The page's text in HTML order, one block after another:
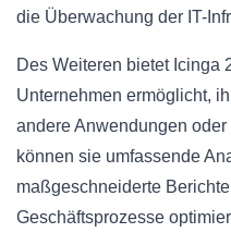
die Überwachung der IT-
Des Weiteren bietet Icinga
Unternehmen ermöglicht,
andere Anwendungen
können sie umfassende
maßgeschneiderte
Geschäftsprozesse